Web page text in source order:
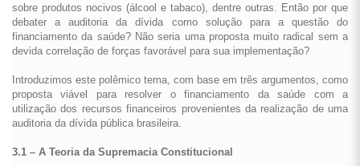
sobre produtos nocivos (álcool e tabaco), dentre outras. Então por que
debater a auditoria da dívida como solução para a questão do
financiamento da saúde? Não seria uma proposta muito radical sem a
devida correlação de forças favorável para sua implementação?
Introduzimos este polêmico tema, com base em três argumentos, como
proposta viável para resolver o financiamento da saúde com a
utilização dos recursos financeiros provenientes da realização de uma
auditoria da dívida pública brasileira.
3.1 – A Teoria da Supremacia Constitucional